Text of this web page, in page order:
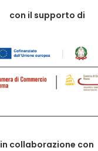
con il supporto di
in collaborazione con